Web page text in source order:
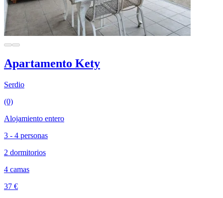
Apartamento Kety
Serdio
(0)
Alojamiento entero
3 - 4 personas
2 dormitorios
4 camas
37 €